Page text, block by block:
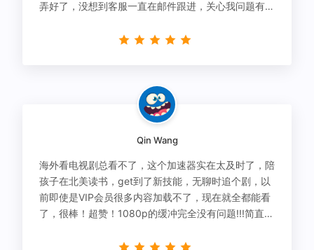
弄好了，没想到客服一直在邮件跟进，关心我问题有没
Qin Wang
海外看电视剧总看不了，这个加速器实在太及时了，陪
孩子在北美读书，get到了新技能，无聊时追个剧，以
前即使是VIP会员很多内容加载不了，现在就全都能看
了，很棒！超赞！1080p的缓冲完全没有问题!!!简直救